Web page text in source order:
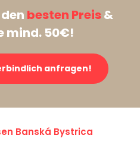
besten Preis&
mind. 50€!
anfragen!
Banská Bystrica